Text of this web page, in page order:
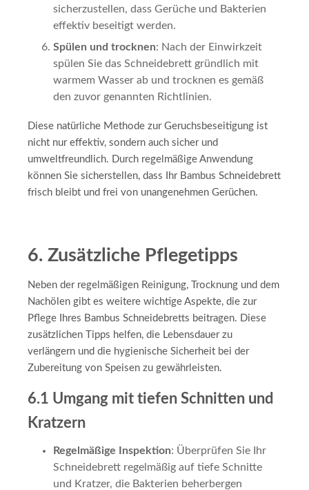
sicherzustellen, dass Gerüche und Bakterien
effektiv beseitigt werden.
Spülen und trocknen: Nach der Einwirkzeit
spülen Sie das Schneidebrett gründlich mit
warmem Wasser ab und trocknen es gemäß
den zuvor genannten Richtlinien.
Diese natürliche Methode zur Geruchsbeseitigung ist
nicht nur effektiv, sondern auch sicher und
umweltfreundlich. Durch regelmäßige Anwendung
können Sie sicherstellen, dass Ihr Bambus Schneidebrett
frisch bleibt und frei von unangenehmen Gerüchen.
6. Zusätzliche Pflegetipps
Neben der regelmäßigen Reinigung, Trocknung und dem
Nachölen gibt es weitere wichtige Aspekte, die zur
Pflege Ihres Bambus Schneidebretts beitragen. Diese
zusätzlichen Tipps helfen, die Lebensdauer zu
verlängern und die hygienische Sicherheit bei der
Zubereitung von Speisen zu gewährleisten.
6.1 Umgang mit tiefen Schnitten und
Kratzern
Regelmäßige Inspektion: Überprüfen Sie Ihr
Schneidebrett regelmäßig auf tiefe Schnitte
und Kratzer, die Bakterien beherbergen